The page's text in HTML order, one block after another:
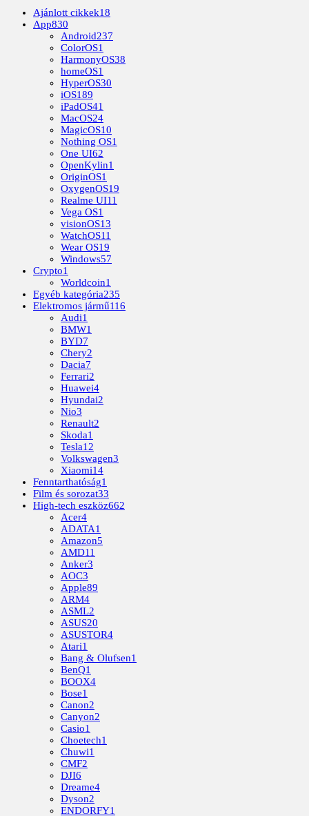
Ajánlott cikkek18
App830
Android237
ColorOS1
HarmonyOS38
homeOS1
HyperOS30
iOS189
iPadOS41
MacOS24
MagicOS10
Nothing OS1
One UI62
OpenKylin1
OriginOS1
OxygenOS19
Realme UI11
Vega OS1
visionOS13
WatchOS11
Wear OS19
Windows57
Crypto1
Worldcoin1
Egyéb kategória235
Elektromos jármű116
Audi1
BMW1
BYD7
Chery2
Dacia7
Ferrari2
Huawei4
Hyundai2
Nio3
Renault2
Skoda1
Tesla12
Volkswagen3
Xiaomi14
Fenntarthatóság1
Film és sorozat33
High-tech eszköz662
Acer4
ADATA1
Amazon5
AMD11
Anker3
AOC3
Apple89
ARM4
ASML2
ASUS20
ASUSTOR4
Atari1
Bang & Olufsen1
BenQ1
BOOX4
Bose1
Canon2
Canyon2
Casio1
Choetech1
Chuwi1
CMF2
DJI6
Dreame4
Dyson2
ENDORFY1